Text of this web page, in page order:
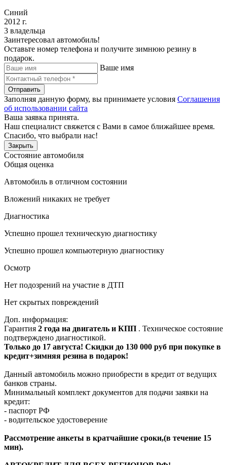
Синий
2012 г.
3 владельца
Заинтересовал автомобиль!
Оставьте номер телефона и получите зимнюю резину в
подарок.
Ваше имя
Отправить
Заполняя данную форму, вы принимаете условия Соглашения
об использовании сайта
Ваша заявка принята.
Наш специалист свяжется с Вами в самое ближайшее время.
Спасибо, что выбрали нас!
Закрыть
Состояние автомобиля
Общая оценка
Автомобиль в отличном состоянии
Вложений никаких не требует
Диагностика
Успешно прошел техническую диагностику
Успешно прошел компьютерную диагностику
Осмотр
Нет подозрений на участие в ДТП
Нет скрытых повреждений
Доп. информация:
Гарантия 2 года на двигатель и КПП . Техническое состояние
подтверждено диагностикой.
Только до 17 августа! Скидки до 130 000 руб при покупке в
кредит+зимняя резина в подарок!
Данный автомобиль можно приобрести в кредит от ведущих
банков страны.
Минимальный комплект документов для подачи заявки на
кредит:
- паспорт РФ
- водительское удостоверение
Рассмотрение анкеты в кратчайшие сроки,(в течение 15
мин).